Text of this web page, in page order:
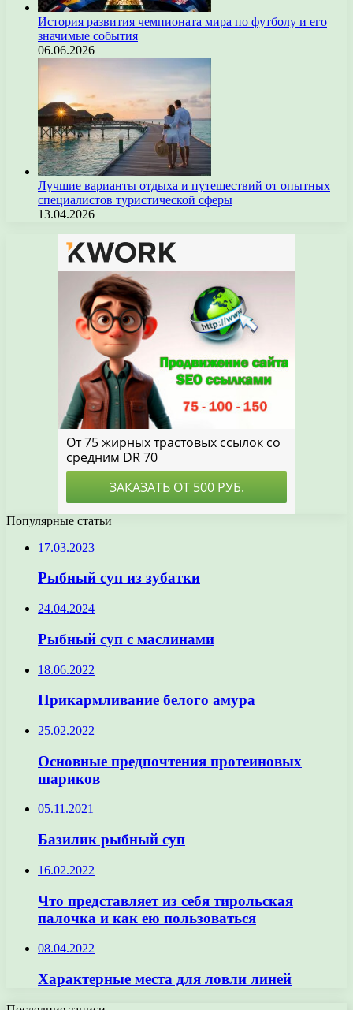
История развития чемпионата мира по футболу и его
значимые события
06.06.2026
Лучшие варианты отдыха и путешествий от опытных
специалистов туристической сферы
13.04.2026
Популярные статьи
17.03.2023
Рыбный суп из зубатки
24.04.2024
Рыбный суп с маслинами
18.06.2022
Прикармливание белого амура
25.02.2022
Основные предпочтения протеиновых
шариков
05.11.2021
Базилик рыбный суп
16.02.2022
Что представляет из себя тирольская
палочка и как ею пользоваться
08.04.2022
Характерные места для ловли линей